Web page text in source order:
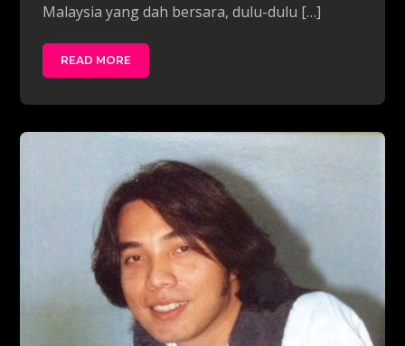
Malaysia yang dah bersara, dulu-dulu […]
READ MORE